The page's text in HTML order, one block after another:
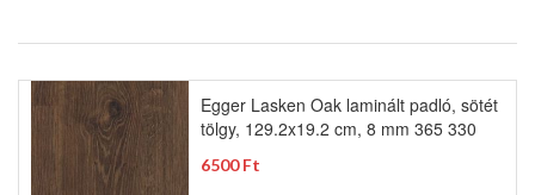
Egger Lasken Oak laminált padló, sötét
tölgy, 129.2x19.2 cm, 8 mm 365 330
6500 Ft